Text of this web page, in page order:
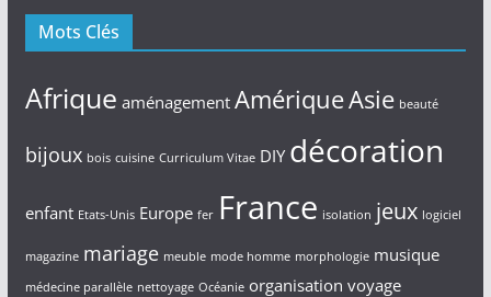
Mots Clés
Afrique aménagement AmériqueAsie beauté
bijoux bois cuisine Curriculum Vitae DIY décoration
enfant Etats-Unis Europe fer France isolation jeux logiciel
magazine mariage meuble mode homme morphologie musique
médecine parallèle nettoyage Océanie organisation voyage